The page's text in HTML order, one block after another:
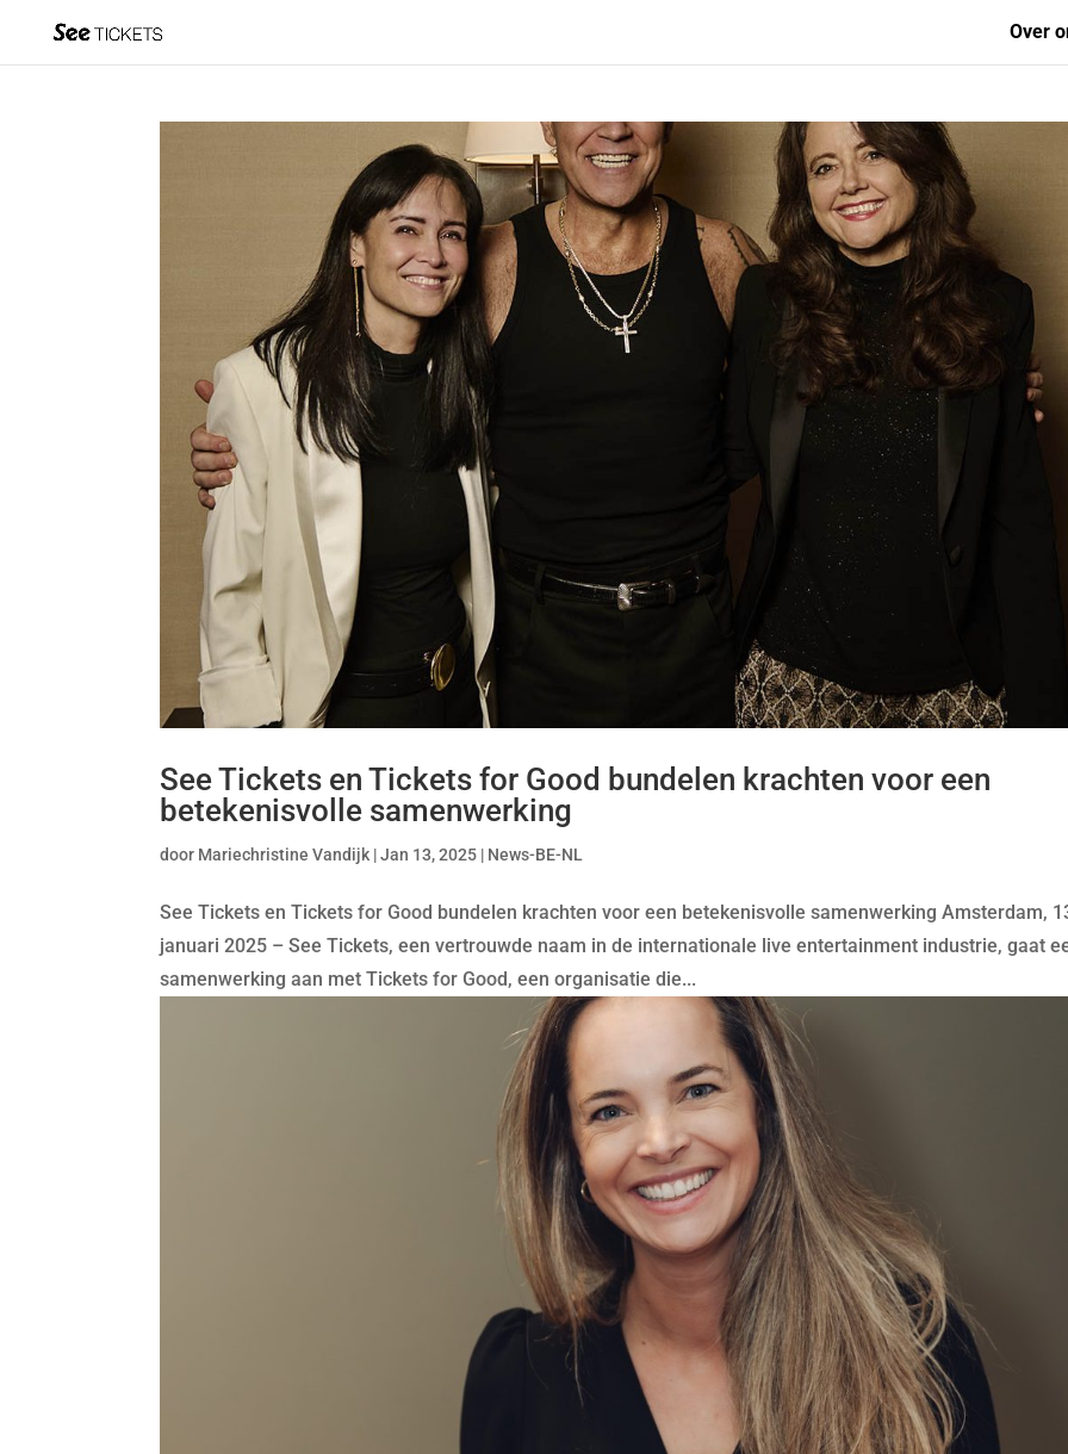
Over
See Tickets en Tickets for Good bundelen krachten voor een
betekenisvolle samenwerking
door Mariechristine Vandijk |Jan 13, 2025 | News-BE-NL
See Tickets en Tickets for Good bundelen krachten voor een betekenisvolle samenwerking Amsterdam,
januari 2025 – See Tickets, een vertrouwde naam in de internationale live entertainment industrie, gaat
samenwerking aan met Tickets for Good, een organisatie die...